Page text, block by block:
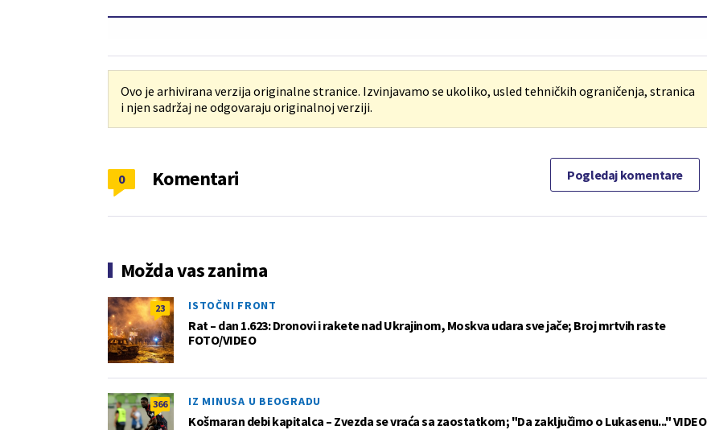
Ovo je arhivirana verzija originalne stranice. Izvinjavamo se ukoliko, usled tehničkih ograničenja, stranica
i njen sadržaj ne odgovaraju originalnoj verziji.
Komentari
0 Pogledaj komentare
Možda vas zanima
23 ISTOČNI FRONT
Rat – dan 1.623: Dronovi i rakete nad Ukrajinom, Moskva udara sve jače; Broj mrtvih raste
FOTO/VIDEO
366 IZ MINUSA U BEOGRADU
Košmaran debi kapitalca – Zvezda se vraća sa zaostatkom; "Da zaključimo o Lukasenu..." VIDEO